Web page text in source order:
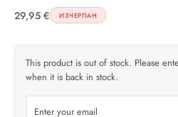
29,95 € ИЗЧЕРПАН
This product is out of stock. Please
when it is back in stock.